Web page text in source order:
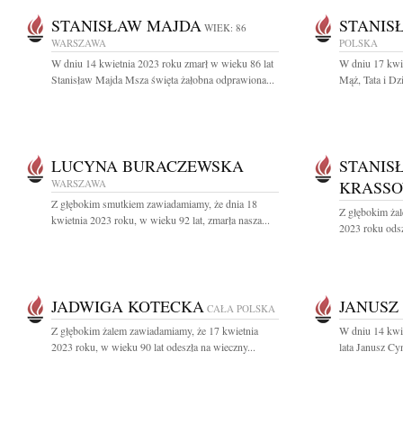
STANISŁAW MAJDA WIEK: 86
WARSZAWA
W dniu 14 kwietnia 2023 roku zmarł w wieku 86 lat
Stanisław Majda Msza święta żałobna odprawiona...
POLSKA
W dniu 17
Mąż, Tata i
LUCYNA BURACZEWSKA
WARSZAWA
Z głębokim smutkiem zawiadamiamy, że dnia 18
kwietnia 2023 roku, w wieku 92 lat, zmarła nasza...
Z głębokim
2023 roku
JADWIGA KOTECKA CAŁA POLSKA
Z głębokim żalem zawiadamiamy, że 17 kwietnia
2023 roku, w wieku 90 lat odeszła na wieczny...
W dniu 14
lata Janusz